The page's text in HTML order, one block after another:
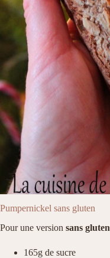
Pumpernickel sans gluten
Pour une version sans gluten
165g de sucre